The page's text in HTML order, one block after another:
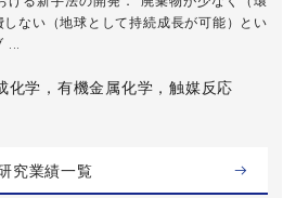
ない（地球として持続成長が可能）とい
...
化学，有機金属化学，触媒反応
究業績一覧